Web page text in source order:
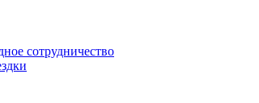
сотрудничество